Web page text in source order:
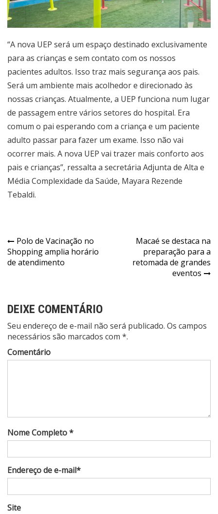
“A nova UEP será um espaço destinado exclusivamente
para as crianças e sem contato com os nossos
pacientes adultos. Isso traz mais segurança aos pais.
Será um ambiente mais acolhedor e direcionado às
nossas crianças. Atualmente, a UEP funciona num lugar
de passagem entre vários setores do hospital. Era
comum o pai esperando com a criança e um paciente
adulto passar para fazer um exame. Isso não vai
ocorrer mais. A nova UEP vai trazer mais conforto aos
pais e crianças”, ressalta a secretária Adjunta de Alta e
Média Complexidade da Saúde, Mayara Rezende
Tebaldi.
Polo de Vacinação no
Shopping amplia horário
de atendimento
Macaé se destaca na
preparação para a
retomada de grandes
eventos
DEIXE COMENTÁRIO
Seu endereço de e-mail não será publicado. Os campos
necessários são marcados com *.
Comentário
Nome Completo *
Endereço de e-mail*
Site